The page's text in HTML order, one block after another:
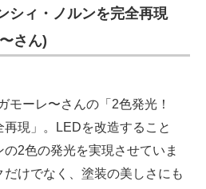
ト
ィ・ノルンを完全再現
さん)
モーレ〜さんの「2色発光！
現」。LEDを改造すること
2色の発光を実現させていま
けでなく、塗装の美しさにも